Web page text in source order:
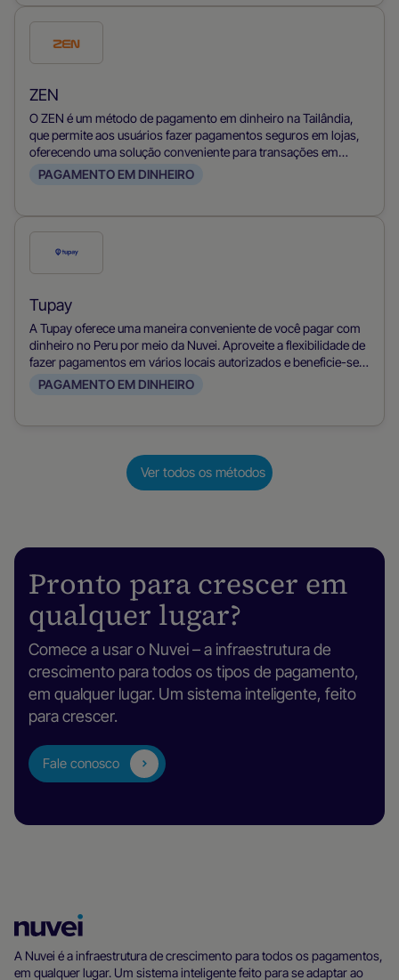
inclusão financeira no comércio eletrônico.
Verifique
este
método
de
pagamento
ZEN
O ZEN é um método de pagamento em dinheiro na Tailândia,
que permite aos usuários fazer pagamentos seguros em lojas,
oferecendo uma solução conveniente para transações em
dinheiro.
PAGAMENTO EM DINHEIRO
Verifique
este
método
de
pagamento
Tupay
A Tupay oferece uma maneira conveniente de você pagar com
dinheiro no Peru por meio da Nuvei. Aproveite a flexibilidade de
fazer pagamentos em vários locais autorizados e beneficie-se
de nosso processo de transação seguro e eficiente.
PAGAMENTO EM DINHEIRO
Ver todos os métodos
Pronto para crescer em
qualquer lugar?
Comece a usar o Nuvei – a infraestrutura de
crescimento para todos os tipos de pagamento,
em qualquer lugar. Um sistema inteligente, feito
para crescer.
Fale conosco
inicial
A Nuvei é a infraestrutura de crescimento para todos os pagamentos,
em qualquer lugar. Um sistema inteligente feito para se adaptar ao